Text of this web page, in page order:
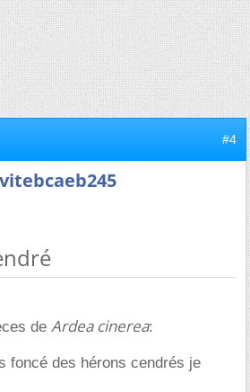
#4
de Ardea cinerea:
foncé des hérons cendrés je